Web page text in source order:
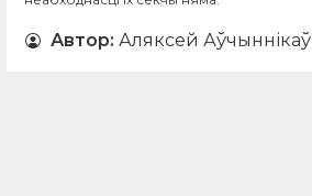
Автор: Аляксей Аўчыннікаў